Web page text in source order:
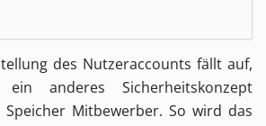
des Nutzeraccounts fällt auf,
anderes Sicherheitskonzept
Mitbewerber. So wird das